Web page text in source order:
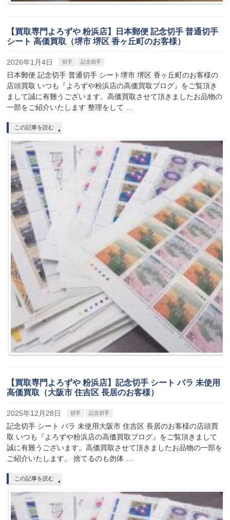
【買取専門よろずや 粉浜店】日本郵便 記念切手 普通切手
シート 高価買取（堺市 堺区 香ヶ丘町のお客様）
2026年1月4日 切手 記念切手
日本郵便 記念切手 普通切手 シート堺市 堺区 香ヶ丘町のお客様の
店頭買取 いつも『よろずや粉浜店の高価買取ブログ』をご覧頂き
まして誠に有難うございます。高価買取させて頂きましたお品物の
一部をご紹介いたします 整理をして …
この記事を読む
【買取専門よろずや 粉浜店】記念切手 シート バラ 未使用
高価買取（大阪市 住吉区 長居のお客様）
2025年12月28日 切手 記念切手
記念切手 シート バラ 未使用大阪市 住吉区 長居のお客様の店頭買
取 いつも『よろずや粉浜店の高価買取ブログ』をご覧頂きまして
誠に有難うございます。高価買取させて頂きましたお品物の一部を
ご紹介いたします。 捨てるのも勿体 …
この記事を読む